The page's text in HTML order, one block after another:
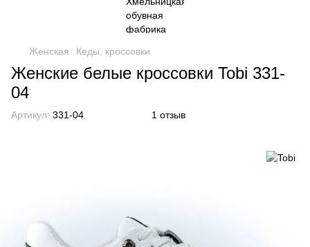
Женская Кеды, кроссовки
Женские белые кроссовки Tobi 331-
04
Артикул: 331-04 1 отзыв